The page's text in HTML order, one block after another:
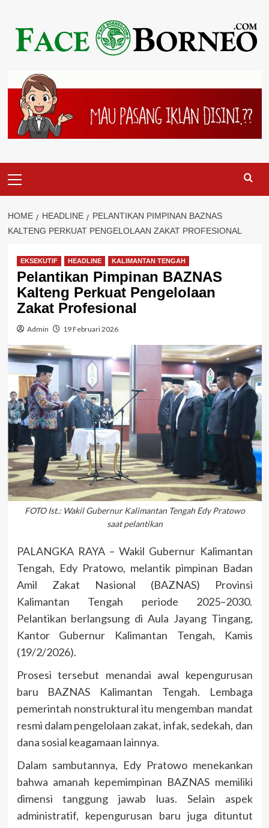
content
Menu
HOME HEADLINE
PELANTIKAN PIMPINAN BAZNAS
KALTENG PERKUAT PENGELOLAAN ZAKAT PROFESIONAL
EKSEKUTIF HEADLINE KALIMANTAN TENGAH
Pelantikan Pimpinan BAZNAS
Kalteng Perkuat Pengelolaan
Zakat Profesional
Admin 19 Februari 2026
FOTO Ist.: Wakil Gubernur Kalimantan Tengah Edy Pratowo
saat pelantikan
PALANGKA RAYA – Wakil Gubernur Kalimantan
Tengah, Edy Pratowo, melantik pimpinan Badan
Amil Zakat Nasional (BAZNAS) Provinsi
Kalimantan Tengah periode 2025–2030.
Pelantikan berlangsung di Aula Jayang Tingang,
Kantor Gubernur Kalimantan Tengah, Kamis
(19/2/2026).
Prosesi tersebut menandai awal kepengurusan
baru BAZNAS Kalimantan Tengah. Lembaga
pemerintah nonstruktural itu mengemban mandat
resmi dalam pengelolaan zakat, infak, sedekah, dan
dana sosial keagamaan lainnya.
Dalam sambutannya, Edy Pratowo menekankan
bahwa amanah kepemimpinan BAZNAS memiliki
dimensi tanggung jawab luas. Selain aspek
administratif, kepengurusan baru juga dituntut